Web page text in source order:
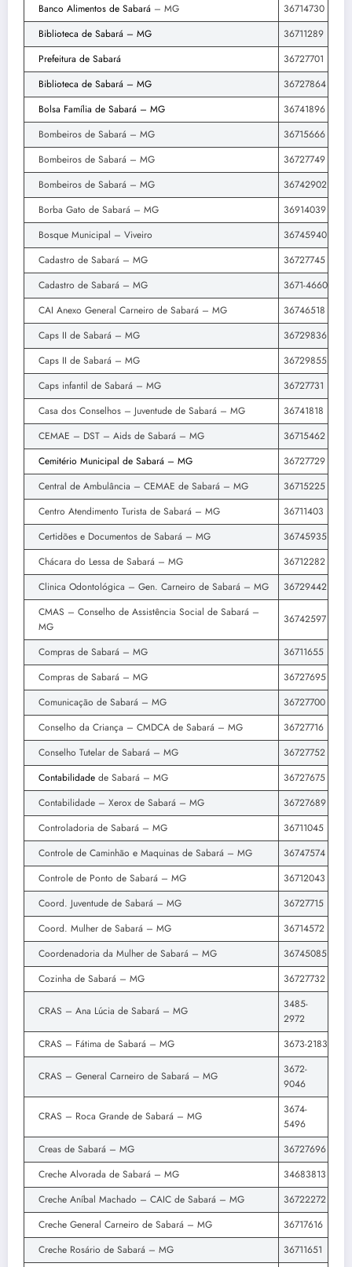
Banco Alimentos de Sabará – MG
36714730
Biblioteca de Sabará – MG
36711289
Prefeitura de Sabará
36727701
Biblioteca de Sabará – MG
36727864
Bolsa Família de Sabará – MG
36741896
Bombeiros de Sabará – MG
36715666
Bombeiros de Sabará – MG
36727749
Bombeiros de Sabará – MG
36742902
Borba Gato de Sabará – MG
36914039
Bosque Municipal – Viveiro
36745940
Cadastro de Sabará – MG
36727745
Cadastro de Sabará – MG
3671-4660
CAI Anexo General Carneiro de Sabará – MG
36746518
Caps II de Sabará – MG
36729836
Caps II de Sabará – MG
36729855
Caps infantil de Sabará – MG
36727731
Casa dos Conselhos – Juventude de Sabará – MG
36741818
CEMAE – DST – Aids de Sabará – MG
36715462
Cemitério Municipal de Sabará – MG
36727729
Central de Ambulância – CEMAE de Sabará – MG
36715225
Centro Atendimento Turista de Sabará – MG
36711403
Certidões e Documentos de Sabará – MG
36745935
Chácara do Lessa de Sabará – MG
36712282
Clinica Odontológica – Gen. Carneiro de Sabará – MG
36729442
CMAS – Conselho de Assistência Social de Sabará –
MG
36742597
Compras de Sabará – MG
36711655
Compras de Sabará – MG
36727695
Comunicação de Sabará – MG
36727700
Conselho da Criança – CMDCA de Sabará – MG
36727716
Conselho Tutelar de Sabará – MG
36727752
Contabilidade de Sabará – MG
36727675
Contabilidade – Xerox de Sabará – MG
36727689
Controladoria de Sabará – MG
36711045
Controle de Caminhão e Maquinas de Sabará – MG
36747574
Controle de Ponto de Sabará – MG
36712043
Coord. Juventude de Sabará – MG
36727715
Coord. Mulher de Sabará – MG
36714572
Coordenadoria da Mulher de Sabará – MG
36745085
Cozinha de Sabará – MG
36727732
CRAS – Ana Lúcia de Sabará – MG
3485-
2972
CRAS – Fátima de Sabará – MG
3673-2183
CRAS – General Carneiro de Sabará – MG
3672-
9046
CRAS – Roca Grande de Sabará – MG
3674-
5496
Creas de Sabará – MG
36727696
Creche Alvorada de Sabará – MG
34683813
Creche Aníbal Machado – CAIC de Sabará – MG
36722272
Creche General Carneiro de Sabará – MG
36717616
Creche Rosário de Sabará – MG
36711651